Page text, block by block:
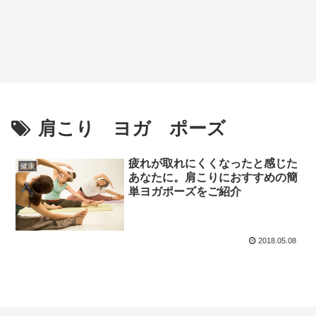
肩こり ヨガ ポーズ
健康
疲れが取れにくくなったと感じた
あなたに。肩こりにおすすめの簡
単ヨガポーズをご紹介
2018.05.08